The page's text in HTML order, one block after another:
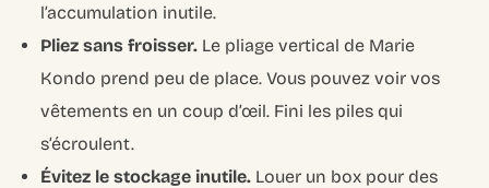
l’accumulation inutile.
Pliez sans froisser. Le pliage vertical de Marie
Kondo prend peu de place. Vous pouvez voir vos
vêtements en un coup d’œil. Fini les piles qui
s’écroulent.
Évitez le stockage inutile. Louer un box pour des